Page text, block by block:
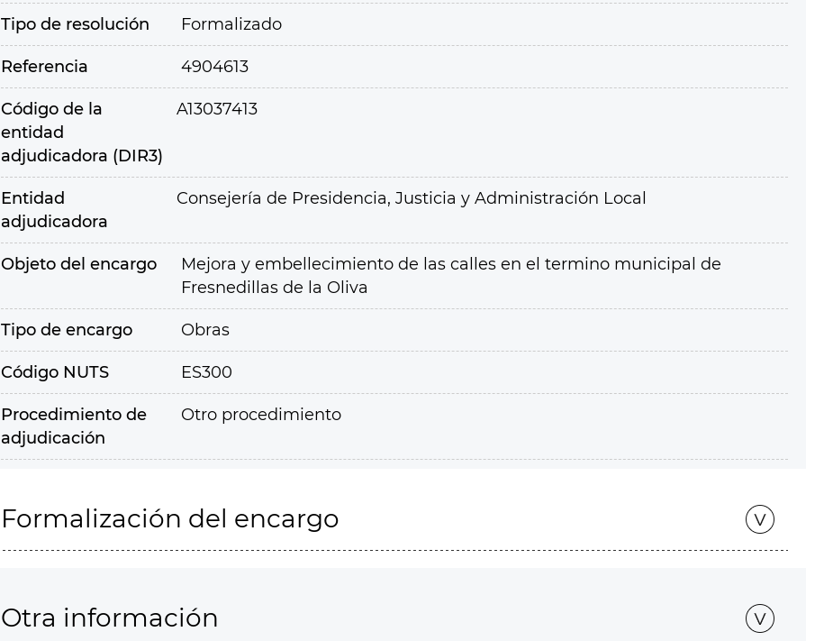
Tipo de resolución Formalizado
Referencia 4904613
Código de la
entidad
adjudicadora (DIR3)
A13037413
Entidad
adjudicadora
Consejería de Presidencia, Justicia y Administración Local
Objeto del encargo
Mejora y embellecimiento de las calles en el termino municipal de
Fresnedillas de la Oliva
Tipo de encargo Obras
Código NUTS ES300
Procedimiento de
adjudicación
Otro procedimiento
Formalización del encargo
Otra información